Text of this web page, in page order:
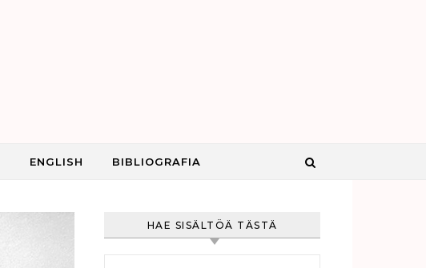
ENGLISH BIBLIOGRAFIA
HAE SISÄLTÖÄ TÄSTÄ